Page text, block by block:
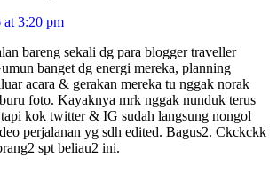
3:20 pm
bareng sekali dg para blogger traveller
banget dg energi mereka, planning
acara & gerakan mereka tu nggak norak
foto. Kayaknya mrk nggak nunduk terus
kok twitter & IG sudah langsung nongol
perjalanan yg sdh edited. Bagus2. Ckckckk
spt beliau2 ini.